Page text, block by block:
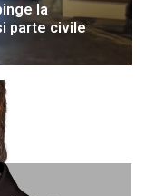
la
parte civile